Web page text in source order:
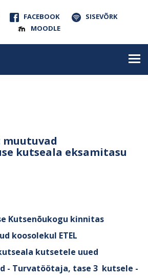
FACEBOOK
SISEVÕRK
MOODLE
muutuvad
kutseala eksamitasu
Kutsenõukogu kinnitas
koosolekul ETEL
kutsetele uued
- Turvatöötaja, tase 3 kutsele -